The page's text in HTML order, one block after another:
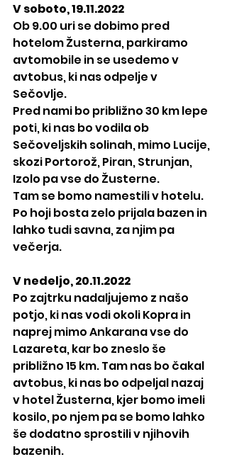
V soboto, 19.11.2022
Ob 9.00 uri se dobimo pred
hotelom Žusterna, parkiramo
avtomobile in se usedemo v
avtobus, ki nas odpelje v
Sečovlje.
Pred nami bo približno 30 km lepe
poti, ki nas bo vodila ob
Sečoveljskih solinah, mimo Lucije,
skozi Portorož, Piran, Strunjan,
Izolo pa vse do Žusterne.
Tam se bomo namestili v hotelu.
Po hoji bosta zelo prijala bazen in
lahko tudi savna, za njim pa
večerja.
V nedeljo, 20.11.2022
Po zajtrku nadaljujemo z našo
potjo, ki nas vodi okoli Kopra in
naprej mimo Ankarana vse do
Lazareta, kar bo zneslo še
približno 15 km. Tam nas bo čakal
avtobus, ki nas bo odpeljal nazaj
v hotel Žusterna, kjer bomo imeli
kosilo, po njem pa se bomo lahko
še dodatno sprostili v njihovih
bazenih.